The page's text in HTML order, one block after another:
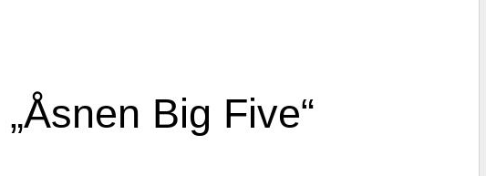
Big Five“